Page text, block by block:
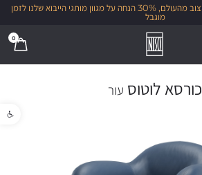
פתח
זמן להכניס הביתה גם קצת עיצוב מהעולם, 30% הנחה על מגוון מותגי הייבוא שלנו לזמן
מוגבל
0
כורסא לוטוס עור